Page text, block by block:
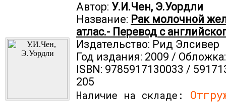
Автор: У.И.Чен, Э.Уордли
Название: Рак молочной
атлас.- Перевод с
Издательство: Рид Элсивер
Год издания: 2009 /
ISBN: 9785917130033 /
205
Наличие на складе: